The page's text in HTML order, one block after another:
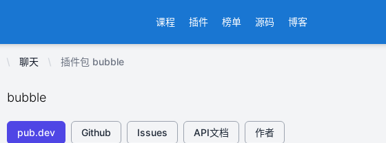
课程 插件 榜单 源码 博客
聊天 插件包 bubble
bubble
pub.dev Github Issues API文档 作者